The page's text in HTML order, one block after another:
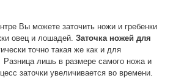
Вы можете заточить ножи и гребенки
овец и лошадей. Заточка ножей для
точно такая же как и для
Разница лишь в размере самого ножа и
заточки увеличивается во времени.